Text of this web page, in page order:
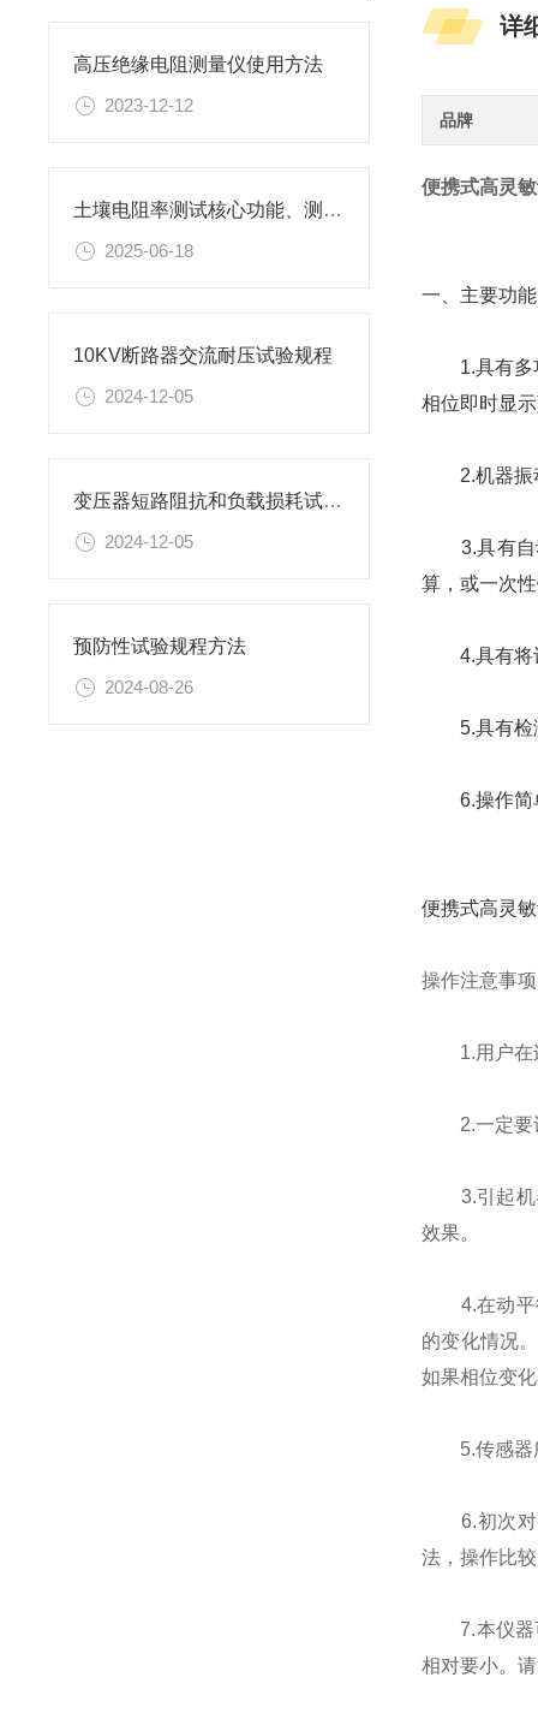
高压绝缘电阻测量仪使用方法
2023-12-12
土壤电阻率测试核心功能、测量方法
2025-06-18
10KV断路器交流耐压试验规程
2024-12-05
变压器短路阻抗和负载损耗试验方法
2024-12-05
预防性试验规程方法
2024-08-26
详
品牌
便携式高灵
一、主要功
1.具有多功
相位即时显
2.机器振动
3.具有自动
算，或一次
4.具有将计
5.具有检测
6.操作简单
便携式高灵
操作注意事
1.用户在连
2.一定要认
3.引起机器
效果。
4.在动平衡
的变化情况
如果相位变
5.传感器所
6.初次对某
法，操作比
7.本仪器可
相对要小。